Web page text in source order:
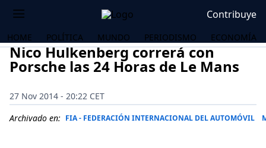
Contribuye
HOME POLÍTICA MUNDO PERIODISMO ECONOMÍA
Nico Hulkenberg correrá con
Porsche las 24 Horas de Le Mans
27 Nov 2014 - 20:22 CET
Archivado en: FIA - FEDERACIÓN INTERNACIONAL DEL AUTOMÓVIL